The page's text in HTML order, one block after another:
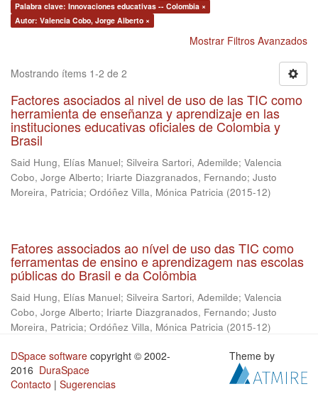
Palabra clave: Innovaciones educativas -- Colombia ×
Autor: Valencia Cobo, Jorge Alberto ×
Mostrar Filtros Avanzados
Mostrando ítems 1-2 de 2
Factores asociados al nivel de uso de las TIC como
herramienta de enseñanza y aprendizaje en las
instituciones educativas oficiales de Colombia y
Brasil
Said Hung, Elías Manuel; Silveira Sartori, Ademilde; Valencia
Cobo, Jorge Alberto; Iriarte Diazgranados, Fernando; Justo
Moreira, Patricia; Ordóñez Villa, Mónica Patricia (2015-12)
Fatores associados ao nível de uso das TIC como
ferramentas de ensino e aprendizagem nas escolas
públicas do Brasil e da Colômbia
Said Hung, Elías Manuel; Silveira Sartori, Ademilde; Valencia
Cobo, Jorge Alberto; Iriarte Diazgranados, Fernando; Justo
Moreira, Patricia; Ordóñez Villa, Mónica Patricia (2015-12)
DSpace software copyright © 2002-
2016 DuraSpace
Contacto | Sugerencias
Theme by